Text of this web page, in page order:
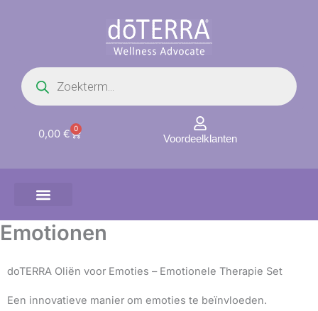
Producten
zoeken
0,00 € 0
Winkelwagen Voordeelklanten
Emotionen
doTERRA Oliën voor Emoties – Emotionele Therapie Set
Een innovatieve manier om emoties te beïnvloeden.